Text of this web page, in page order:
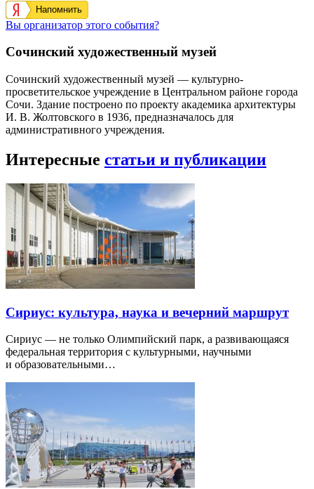
Напомнить
Вы организатор этого события?
Сочинский художественный музей
Сочинский художественный музей — культурно-
просветительское учреждение в Центральном районе города
Сочи. Здание построено по проекту академика архитектуры
И. В. Жолтовского в 1936, предназначалось для
административного учреждения.
Интересные статьи и публикации
Сириус: культура, наука и вечерний маршрут
Сириус — не только Олимпийский парк, а развивающаяся
федеральная территория с культурными, научными
и образовательными…